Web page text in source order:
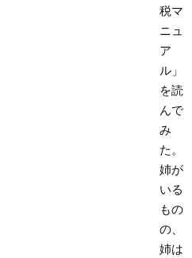
税マ
ニュ
ア
ル」
を読
んで
み
た。
姉が
いる
もの
の、
姉は